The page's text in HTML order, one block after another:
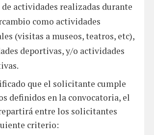
de actividades realizadas durante
como actividades
(visitas a museos, teatros, etc),
deportivas, y/o actividades
que el solicitante cumple
definidos en la convocatoria, el
entre los solicitantes
criterio: